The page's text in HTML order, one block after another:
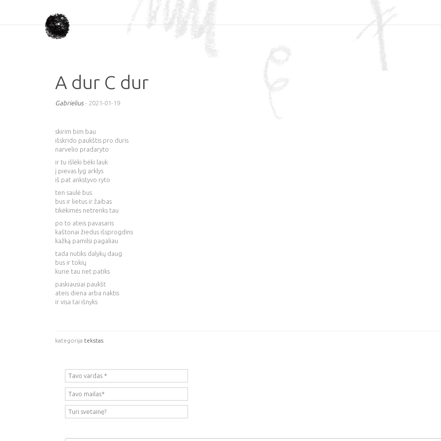
A dur C dur
Gabrielius- 2021-01-19
skirim bim bau
išskrido paukštis pro duris
narvelio pradaryto
ir tu išlėki bėki lauk
į pievas lyg arklys
iš pat ankstyvo ryto
ten saulė bus
bus ir lietus ir žaibas
tikėkimės netrenks tau
po to ateis pavasaris
kaštonai žiedus išsprogdins
kažką pamilsi pagaliau
tada nutiks dalykų daug
bus ir tokių
kurie tau net patiks
paskiausiai paukšt
ateis diena arba naktis
ir visa tai išnyks
kategorija tekstas